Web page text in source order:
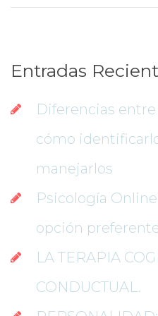
Entradas
Diferencias
cómo
manejarlo
Psicología
opción
LA TERAPIA
CONDUCTUAL.